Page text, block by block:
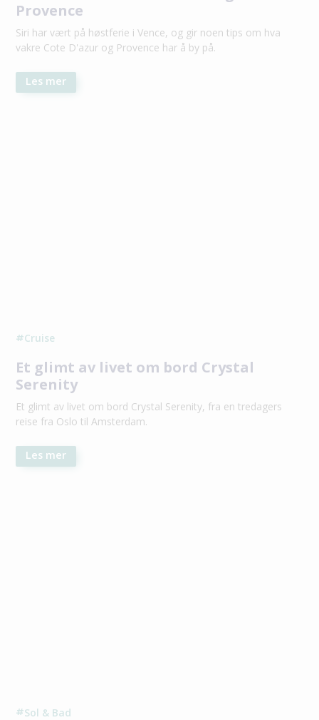
Provence
Siri har vært på høstferie i Vence, og gir noen tips om hva
vakre Cote D'azur og Provence har å by på.
Les mer
#Cruise
Et glimt av livet om bord Crystal
Serenity
Et glimt av livet om bord Crystal Serenity, fra en tredagers
reise fra Oslo til Amsterdam.
Les mer
#Sol & Bad